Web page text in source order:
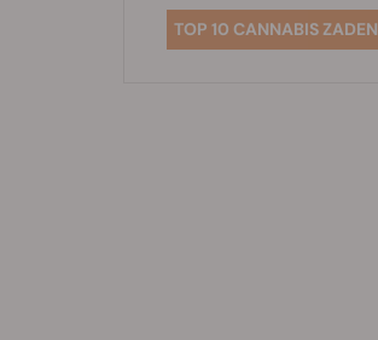
TOP 10 CANNABIS ZADEN